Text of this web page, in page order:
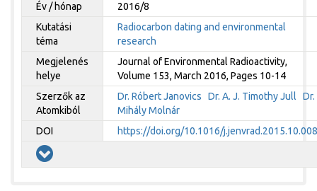
Év / hónap
2016/8
Kutatási
téma
Radiocarbon dating and environmental
research
Megjelenés
helye
Journal of Environmental Radioactivity,
Volume 153, March 2016, Pages 10-14
Szerzők az
Atomkiból
Dr. Róbert Janovics Dr. A. J. Timothy Jull
Dr.
Mihály Molnár
DOI
https://doi.org/10.1016/j.jenvrad.2015.10.008